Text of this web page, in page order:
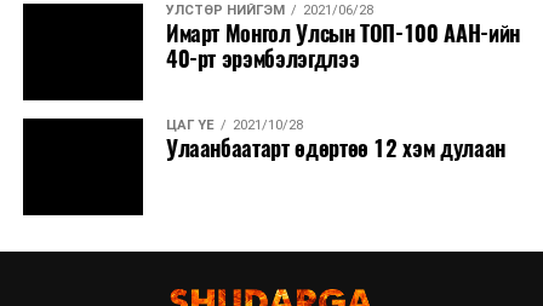
УЛСТӨР НИЙГЭМ 2021/06/28
Имарт Монгол Улсын ТОП-100 ААН-ийн
40-рт эрэмбэлэгдлээ
ЦАГ ҮЕ 2021/10/28
Улаанбаатарт өдөртөө 12 хэм дулаан